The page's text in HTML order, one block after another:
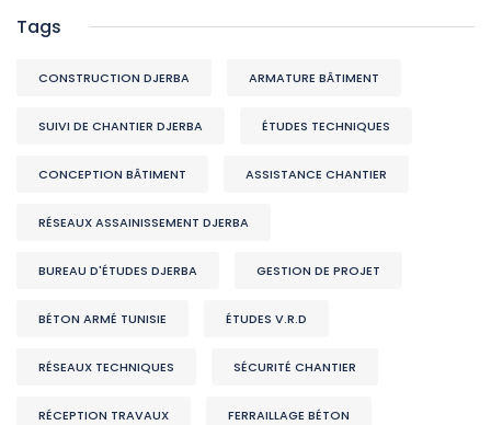
Tags
CONSTRUCTION DJERBA ARMATURE BÂTIMENT
SUIVI DE CHANTIER DJERBA ÉTUDES TECHNIQUES
CONCEPTION BÂTIMENT ASSISTANCE CHANTIER
RÉSEAUX ASSAINISSEMENT DJERBA
BUREAU D'ÉTUDES DJERBA GESTION DE PROJET
BÉTON ARMÉ TUNISIE ÉTUDES V.R.D
RÉSEAUX TECHNIQUES SÉCURITÉ CHANTIER
RÉCEPTION TRAVAUX FERRAILLAGE BÉTON